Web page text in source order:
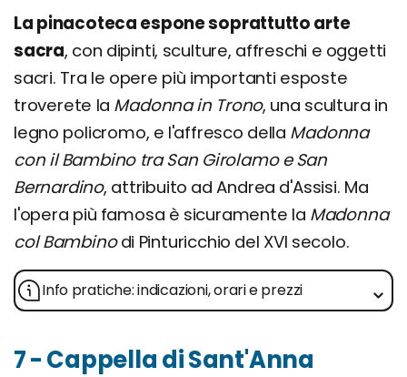
La pinacoteca espone soprattutto arte
sacra, con dipinti, sculture, affreschi e oggetti
sacri. Tra le opere più importanti esposte
troverete la Madonna in Trono, una scultura in
legno policromo, e l'affresco della Madonna
con il Bambino tra San Girolamo e San
Bernardino, attribuito ad Andrea d'Assisi. Ma
l'opera più famosa è sicuramente la Madonna
col Bambinodi Pinturicchio del XVI secolo.
Info pratiche: indicazioni, orari e prezzi
7 - Cappella di Sant'Anna